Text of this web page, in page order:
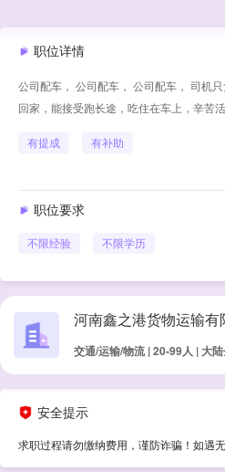
职位详情
公司配车， 公司配车， 公司配车， 司机
回家，能接受跑长途，吃住在车上，辛苦
有提成 有补助
职位要求
不限经验 不限学历
河南鑫之港货物运输有
交通/运输/物流 | 20-99人 | 大
安全提示
求职过程请勿缴纳费用，谨防诈骗！如遇